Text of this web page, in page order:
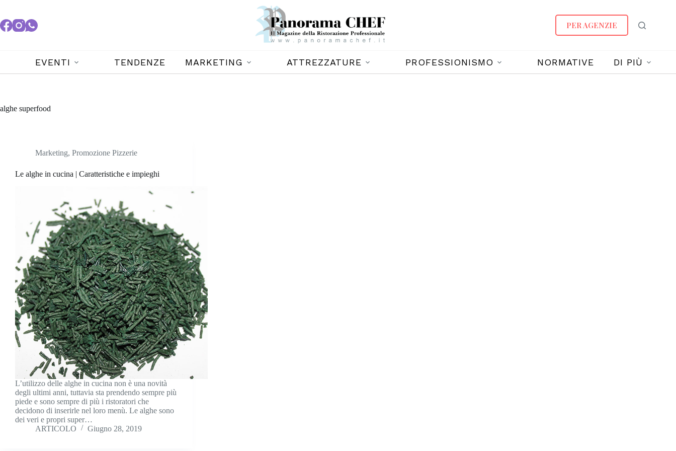
PER AGENZIE
EVENTI TENDENZE MARKETING ATTREZZATURE PROFESSIONISMO NORMATIVE DI PIÙ
alghe superfood
Marketing, Promozione Pizzerie
Le alghe in cucina | Caratteristiche e impieghi
L’utilizzo delle alghe in cucina non è una novità
degli ultimi anni, tuttavia sta prendendo sempre più
piede e sono sempre di più i ristoratori che
decidono di inserirle nel loro menù. Le alghe sono
dei veri e propri super…
ARTICOLO
Giugno 28, 2019